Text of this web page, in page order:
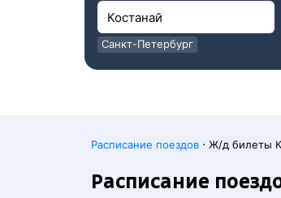
Санкт-Петербург
Расписание поездов · Ж/д билеты
Расписание